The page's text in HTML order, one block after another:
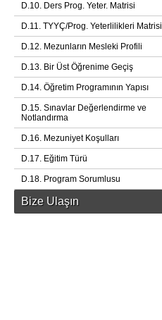
D.10. Ders Prog. Yeter. Matrisi
D.11. TYYÇ/Prog. Yeterlilikleri Matrisi
D.12. Mezunların Mesleki Profili
D.13. Bir Üst Öğrenime Geçiş
D.14. Öğretim Programının Yapısı
D.15. Sınavlar Değerlendirme ve
Notlandırma
D.16. Mezuniyet Koşulları
D.17. Eğitim Türü
D.18. Program Sorumlusu
Bize Ulaşın